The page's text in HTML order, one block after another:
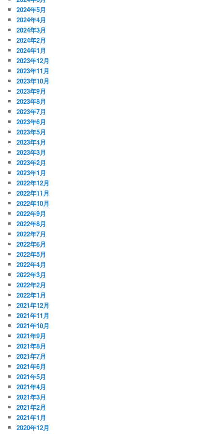
2024年5月
2024年4月
2024年3月
2024年2月
2024年1月
2023年12月
2023年11月
2023年10月
2023年9月
2023年8月
2023年7月
2023年6月
2023年5月
2023年4月
2023年3月
2023年2月
2023年1月
2022年12月
2022年11月
2022年10月
2022年9月
2022年8月
2022年7月
2022年6月
2022年5月
2022年4月
2022年3月
2022年2月
2022年1月
2021年12月
2021年11月
2021年10月
2021年9月
2021年8月
2021年7月
2021年6月
2021年5月
2021年4月
2021年3月
2021年2月
2021年1月
2020年12月